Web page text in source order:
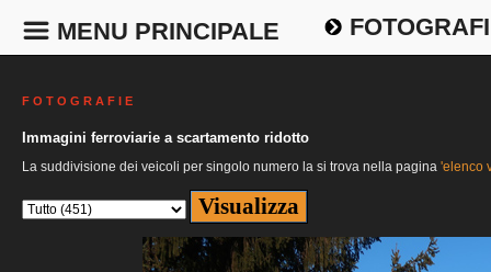
MENU PRINCIPALE
F O T O G R A F I E
Immagini ferroviarie a scartamento ridotto
La suddivisione dei veicoli per singolo numero la si trova nella pagina 'elenco